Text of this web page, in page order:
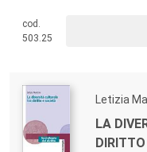
l’impatto della tecnologia
problema della complessità
cod.
503.25
Letizia
LA